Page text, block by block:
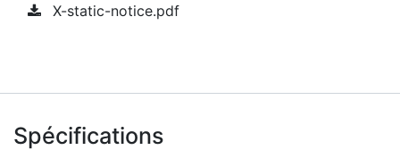
X-static-notice.pdf
Spécifications